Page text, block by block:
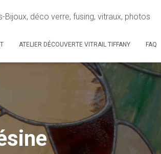
Bijoux, déco verre, fusing, vitraux, photos
ATELIER DÉCOUVERTE VITRAIL TIFFANY FAQ